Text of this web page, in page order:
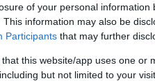
of your personal information
This information may also be
Participants that may further
that this website/app uses one or
but not limited to your